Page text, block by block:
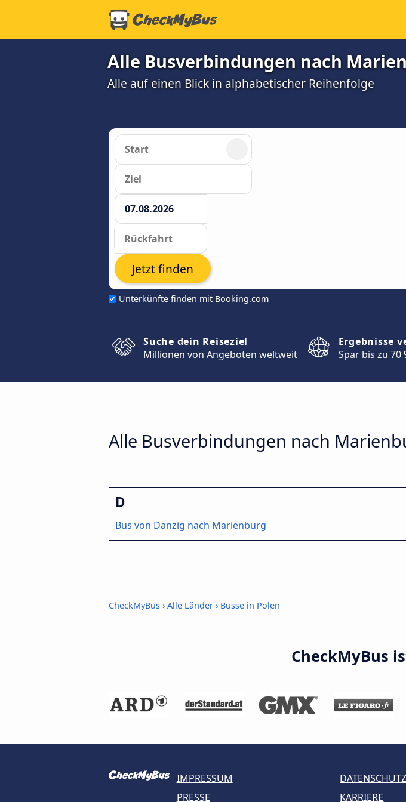
Alle Busverbindungen nach
Alle auf einen Blick in alphabetischer Reihenfolge
Unterkünfte finden mit Booking.com
Jetzt finden
Suche dein Reiseziel
Millionen von Angeboten weltweit
Ergebnisse
Spar bis zu 70
Alle Busverbindungen nach
D
Bus von Danzig nach Marienburg
CheckMyBus › Alle Länder › Busse in Polen
CheckMyBus
IMPRESSUM DATENSCHUTZ
PRESSE
KARRIERE